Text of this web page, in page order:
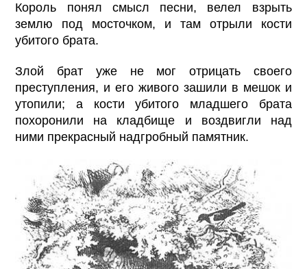
Король понял смысл песни, велел взрыть
землю под мосточком, и там отрыли кости
убитого брата.
Злой брат уже не мог отрицать своего
преступления, и его живого зашили в мешок и
утопили; а кости убитого младшего брата
похоронили на кладбище и воздвигли над
ними прекрасный надгробный памятник.